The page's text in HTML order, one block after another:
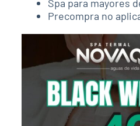
Spa para mayores
Precompra no